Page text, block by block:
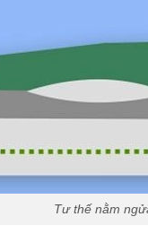
Tư thế nằm